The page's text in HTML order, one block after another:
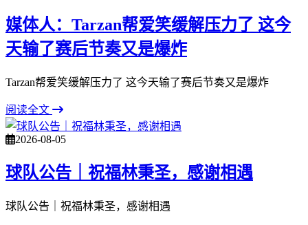
媒体人：Tarzan帮爱笑缓解压力了 这今
天输了赛后节奏又是爆炸
Tarzan帮爱笑缓解压力了 这今天输了赛后节奏又是爆炸
阅读全文
2026-08-05
球队公告｜祝福林秉圣，感谢相遇
球队公告｜祝福林秉圣，感谢相遇